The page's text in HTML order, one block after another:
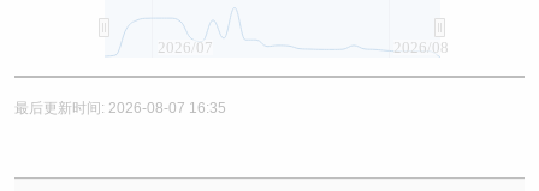
2026/07 2026/08
最后更新时间: 2026-08-07 16:35